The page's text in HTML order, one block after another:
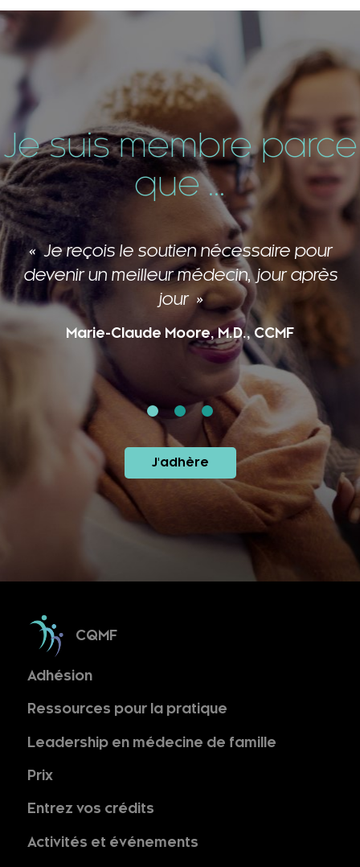
Je suis membre parce
que ...
Je reçois le soutien nécessaire pour
devenir un meilleur médecin, jour après
jour
Marie-Claude Moore, M.D., CCMF
J'adhère
CQMF
Adhésion
Ressources pour la pratique
Leadership en médecine de famille
Prix
Entrez vos crédits
Activités et événements